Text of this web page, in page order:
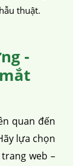
thuật.
-
quan đến
lựa chọn
web –